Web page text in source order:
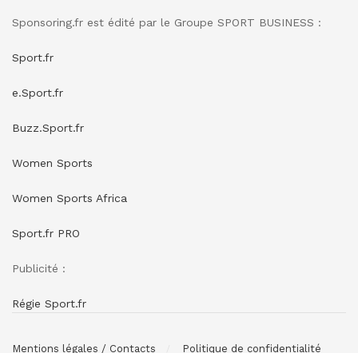
Sponsoring.fr est édité par le Groupe SPORT BUSINESS :
Sport.fr
e.Sport.fr
Buzz.Sport.fr
Women Sports
Women Sports Africa
Sport.fr PRO
Publicité :
Régie Sport.fr
Mentions légales / Contacts Politique de confidentialité